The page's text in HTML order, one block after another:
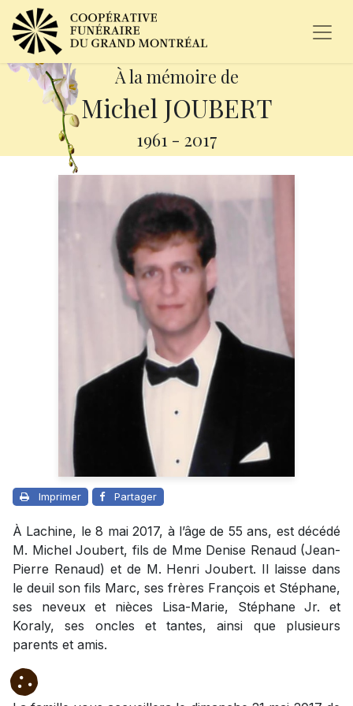
À la mémoire de
Michel JOUBERT
1961 - 2017
Imprimer Partager
À Lachine, le 8 mai 2017, à l’âge de 55 ans, est décédé
M. Michel Joubert, fils de Mme Denise Renaud (Jean-
Pierre Renaud) et de M. Henri Joubert. Il laisse dans
le deuil son fils Marc, ses frères François et Stéphane,
ses neveux et nièces Lisa-Marie, Stéphane Jr. et
Koraly, ses oncles et tantes, ainsi que plusieurs
parents et amis.